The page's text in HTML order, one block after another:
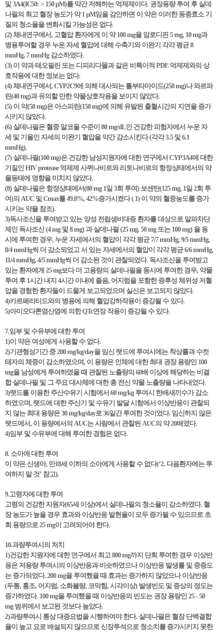
및 3A4(IC50: > 150 μM)를 약간 저해하는 억제제이다. 권장용량 투여 후 실데
나필의 최고 혈장 농도가 약 1 μM임을 감안하면 이 약은 이러한 동종효소 기
질의 청소율을 변화시킬 가능성은 없다.
(2) 체내연구에서, 고혈압 환자에게 이 약 100 mg을 암로디핀 5 mg, 10 mg과
병용투여할 경우 누운 자세 혈압에 대해 수축기와 이완기 각각 평균 8
mmHg, 7 mmHg 감소하였다.
(3) 이 약과 테오필린 또는 디피리다몰과 같은 비특이적 PDE 억제제와의 상
호작용에 대한 정보는 없다.
(4) 체내연구에서, CYP2C9에 의해 대사되는 톨부타마이드(250 mg)나 와르파
린(40 mg)과 유의할 만한 약물상호작용을 보이지 않았다.
(5) 이 약(50 mg)은 아스피린(150 mg)에 의해 유발된 출혈시간의 지연을 증가
시키지 않았다.
(6) 실데나필은 혈중 알코올 수준이 80 mg/dL인 건강한 피험자에서 누운 자
세 및 기울인 자세의 이완기 혈압을 약간 감소시킨다 (각각 3.5 및 6.1
mmHg).
(7) 실데나필(100 mg)은 건강한 남성지원자에 대한 연구에서 CYP3A4에 대한
기질인 HIV protease 억제제 사퀴나비르와 리토나비르의 항정상태에서의 약
물동태에 영향을 미치지 않았다.
(8) 실데나필은 항정상태에서(80 mg 1일 3회 투여) 보센탄(125 mg, 1일 2회 투
여)의 AUC 및 Cmax를 49.8%, 42%증가시켰다 ( 1) 이 약의 혈중농도를 증가
시키는 약물 참조).
3)독사조신을 투여받고 있는 양성 전립샘비대증 환자를 대상으로 알파차단
제인 독사조신 (4 mg 및 8 mg) 과 실데나필 (25 mg, 50 mg 또는 100 mg) 을 동
시에 투여한 경우, 누운 자세에서의 혈압이 각각 평균 7/7 mmHg, 9/5 mmHg,
8/4 mmHg씩 더 감소되었고 서 있는 자세에서의 혈압이 각각 평균 6/6 mmHg,
11/4 mmHg, 4/5 mmHg씩 더 감소된 것이 관찰되었다. 독사조신을 투여받고
있는 환자에게 25 mg보다 더 고용량의 실데나필을 동시에 투여한 경우, 약물
투여 후 1시간 내지 4시간 이내에 졸음, 어지럼을 포함한 증후성 체위성 저혈
압을 경험한 환자들이 드물게 보고되었으며 실신은 보고되지 않았다.
4)카르페리티드와의 병용에 의해 혈압강하작용이 증강될 수 있다.
5)아미오다론염산염에 의한 QTc연장 작용이 증강될 수 있다.
7.임부 및 수유부에 대한 투여
1)이 약은 여성에게 사용할 수 없다.
2)기관형성기간 중 200 mg/kg/day을 임신 랫드에 투여시에는 착상률과 수컷
태자의 체중이 감소하였으며, 이 용량은 인체에 대한 최대 권장 용량인 100
mg을 남성에게 투여하였을 때 관찰된 노출량의 60배 이상에 해당하는 비결
합 실데나필 및 그 주요 대사체에 대한 총 전신 약물 노출량을 나타내었다.
3)랫드를 이용한 주산수유기 시험에서 60 mg/kg 투여시 한배새끼수가 감소
하였으며, 랫드에 대한 주산기 및 수유기 발달 시험에서 이상반응이 관찰되
지 않는 최대 용량은 30 mg/kg/day로 36일간 투여한 것이었다. 임신하지 않은
랫드에서, 이 용량에서의 AUC는 사람에서 관찰된 AUC의 약 20배였다.
4)임부 및 수유부에 대해 투여한 경험은 없다.
8. 소아에 대한 투여
이 약은 신생아, 만18세 이하의 소아에게 사용할 수 없다(‘2. 다음환자에는 투
여하지 말 것’ 참고).
9.고령자에 대한 투여
고령의 건강한 지원자(65세 이상)에서 실데나필의 청소율이 감소하였다. 혈
장 농도가 높을 경우 효과와 이상반응 발현율이 모두 증가될 수 있으므로 초
회 용량으로 25 mg이 고려되어야 한다.
10.과량투여시의 처치
1)건강한 지원자에 대한 연구에서 최고 800 mg까지 단회 투여한 경우 이상반
응은 저용량 투여시의 이상반응과 비슷하였으나 이상반응 발생률 및 중증도
는 증가되었다. 200 mg을 투여했을 때 효과는 증가하지 않았으나 이상반응
(두통, 홍조, 어지럼, 소화불량, 코막힘, 시각이상) 발생빈도 및 증상의 정도는
증가하였다. 100 mg을 투여했을 때 이상반응의 빈도는 권장 용량인 25 - 50
mg 범위에서 보고된 것보다 높았다.
2)과량투여시 통상 대증요법을 시행하여야 한다. 실데나필은 혈장 단백결합
율이 높고 요로 배설되지 않으므로 신장투석으로 청소치를 증가시키지 못한